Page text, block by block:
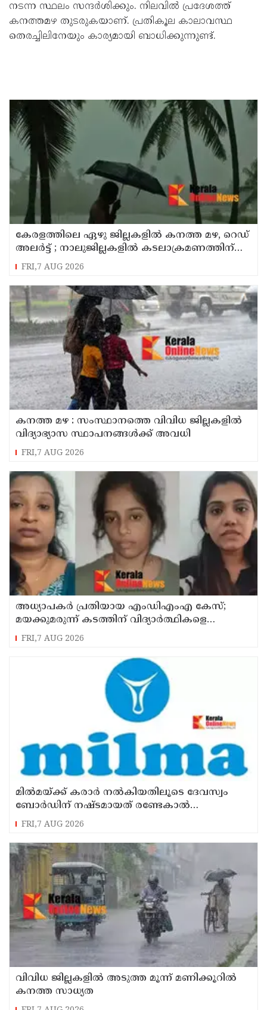
നടന്ന സ്ഥലം സന്ദര്‍ശിക്കും. നിലവില്‍ പ്രദേശത്ത്
കനത്തമഴ തുടരുകയാണ്. പ്രതികൂല കാലാവസ്ഥ
തെരച്ചിലിനേയും കാര്യമായി ബാധിക്കുന്നുണ്ട്.
കേരളത്തിലെ ഏഴു ജില്ലകളിൽ കനത്ത മഴ, റെഡ്
അലർട്ട് ; നാലുജില്ലകളിൽ കടലാക്രമണത്തിന്
സാധ്യത
FRI,7 AUG 2026
കനത്ത മഴ : സംസ്ഥാനത്തെ വിവിധ ജില്ലകളിൽ
വിദ്യാഭ്യാസ സ്ഥാപനങ്ങൾക്ക് അവധി
FRI,7 AUG 2026
അധ്യാപകര്‍ പ്രതിയായ എംഡിഎംഎ കേസ്;
മയക്കുമരുന്ന് കടത്തിന് വിദ്യാര്‍ത്ഥികളെ
ഉപയോഗിച്ചോ എന്ന് സംശയം
FRI,7 AUG 2026
മില്‍മയ്ക്ക് കരാര്‍ നല്‍കിയതിലൂടെ ദേവസ്വം
ബോര്‍ഡിന് നഷ്ടമായത് രണ്ടേകാല്‍
കോടിയിലധികം രൂപ
FRI,7 AUG 2026
വിവിധ ജില്ലകളില്‍ അടുത്ത മൂന്ന് മണിക്കൂറില്‍
കനത്ത സാധ്യത